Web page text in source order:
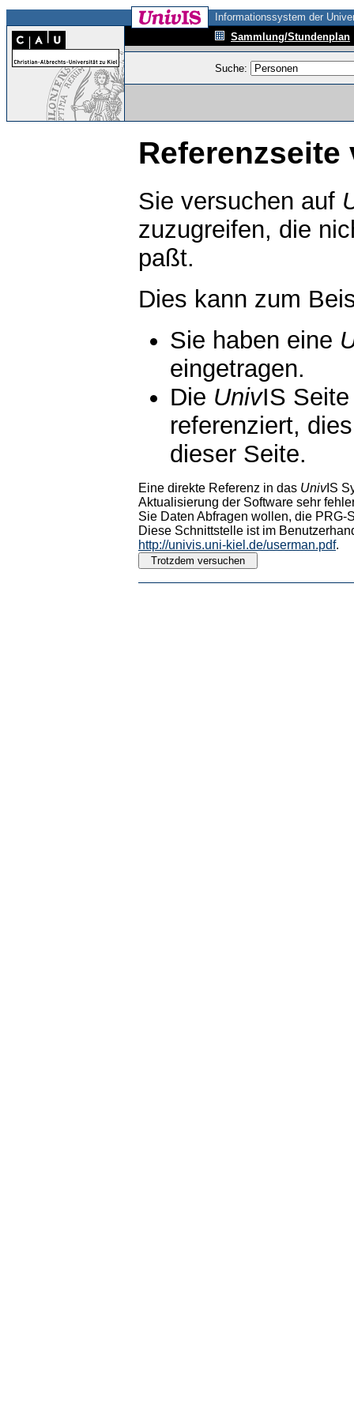
Informationssystem der
Sammlung/Stundenplan
Suche:
Referenzseite
Sie versuchen auf
zuzugreifen, die
paßt.
Dies kann zum
Sie haben eine
eingetragen.
Die UnivIS
referenziert,
dieser Seite.
Eine direkte Referenz in das UnivIS
Aktualisierung der Software sehr
Sie Daten Abfragen wollen, die PRG-
Diese Schnittstelle ist im
http://univis.uni-kiel.de/userman.pdf.